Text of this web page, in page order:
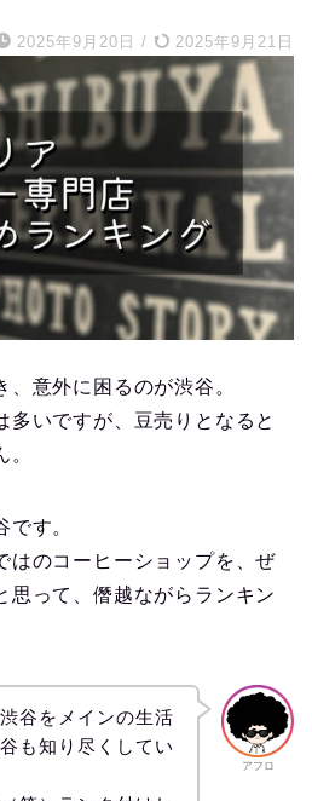
2025年9月20日 / 2025年9月21日
意外に困るのが渋谷。
多いですが、豆売りとなると
す。
はのコーヒーショップを、ぜ
思って、僭越ながらランキン
アフロ
谷をメインの生活
も知り尽くしてい